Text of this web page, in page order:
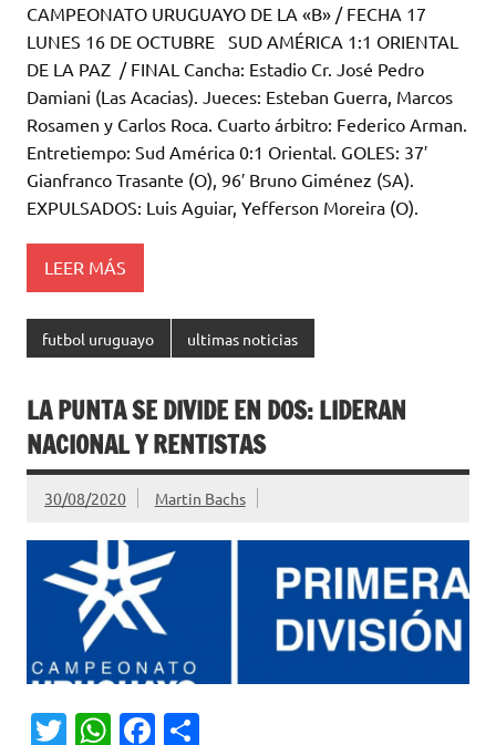
it
te
r
at
s
A
p
p
e
b
o
o
k
m
p
ar
ti
r
CAMPEONATO URUGUAYO DE LA «B» / FECHA 17
LUNES 16 DE OCTUBRE SUD AMÉRICA 1:1 ORIENTAL
DE LA PAZ / FINAL Cancha: Estadio Cr. José Pedro
Damiani (Las Acacias). Jueces: Esteban Guerra, Marcos
Rosamen y Carlos Roca. Cuarto árbitro: Federico Arman.
Entretiempo: Sud América 0:1 Oriental. GOLES: 37′
Gianfranco Trasante (O), 96′ Bruno Giménez (SA).
EXPULSADOS: Luis Aguiar, Yefferson Moreira (O).
LEER MÁS
futbol uruguayo ultimas noticias
LA PUNTA SE DIVIDE EN DOS: LIDERAN
NACIONAL Y RENTISTAS
30/08/2020 Martin Bachs
T
W Fa